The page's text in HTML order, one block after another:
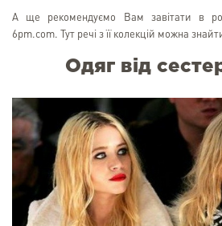
А ще рекомендуємо Вам завітати в
6pm.com. Тут речі з її колекцій можна
Одяг від